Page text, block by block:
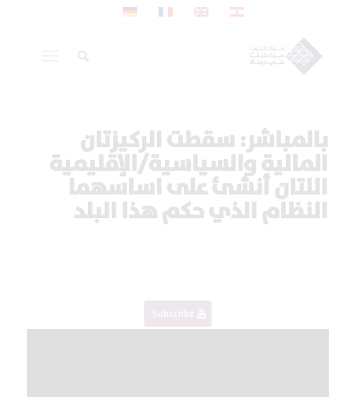
بالمباشر: سقطت الركيزتان
المالية والسياسية/الإقليمية
اللتان أنشئ على اساسهما
النظام الذي حكم هذا البلد
Subscribe